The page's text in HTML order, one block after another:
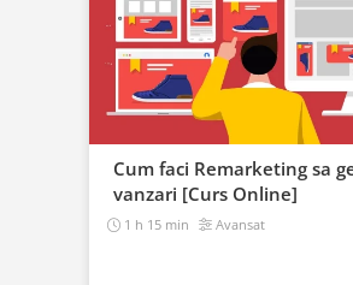
Cum faci Remarketing sa
vanzari [Curs Online]
1 h 15 min Avansat